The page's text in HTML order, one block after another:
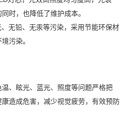
时，也降低了维护成本。
无铅、无汞等污染，采用节能环保材
污染。
、眩光、蓝光、照度等问题严格把
造成危害，减少视觉疲劳，有效预防